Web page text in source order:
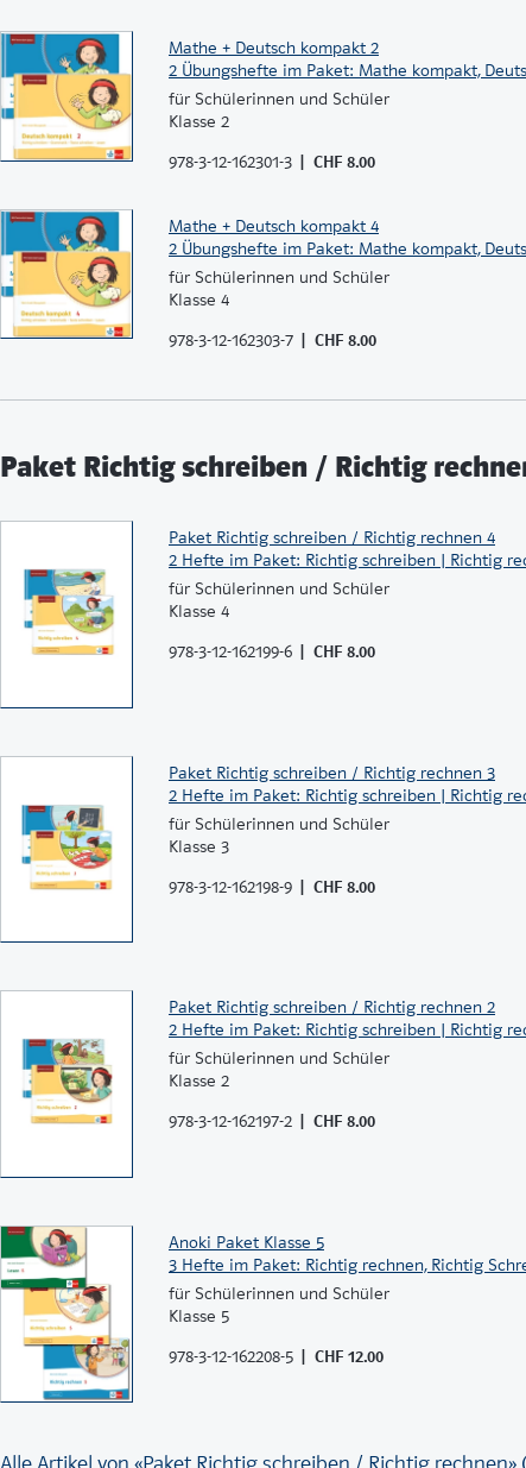
Mathe + Deutsch kompakt 2
2 Übungshefte im Paket: Mathe kompakt,
für Schülerinnen und Schüler
Klasse 2
978-3-12-162301-3
CHF 8.00
Mathe + Deutsch kompakt 4
2 Übungshefte im Paket: Mathe kompakt,
für Schülerinnen und Schüler
Klasse 4
978-3-12-162303-7
CHF 8.00
Paket Richtig schreiben / Richtig
Paket Richtig schreiben / Richtig rechnen 4
2 Hefte im Paket: Richtig schreiben | Richtig
für Schülerinnen und Schüler
Klasse 4
978-3-12-162199-6
CHF 8.00
Paket Richtig schreiben / Richtig rechnen 3
2 Hefte im Paket: Richtig schreiben | Richtig
für Schülerinnen und Schüler
Klasse 3
978-3-12-162198-9
CHF 8.00
Paket Richtig schreiben / Richtig rechnen 2
2 Hefte im Paket: Richtig schreiben | Richtig
für Schülerinnen und Schüler
Klasse 2
978-3-12-162197-2
CHF 8.00
Anoki Paket Klasse 5
3 Hefte im Paket: Richtig rechnen, Richtig
für Schülerinnen und Schüler
Klasse 5
978-3-12-162208-5
CHF 12.00